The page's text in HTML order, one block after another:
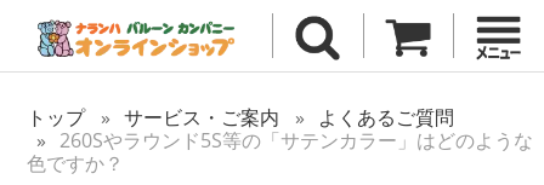
トップ サービス・ご案内
よくあるご質問
260Sやラウンド5S等の「サテンカラー」はどのような
色ですか？